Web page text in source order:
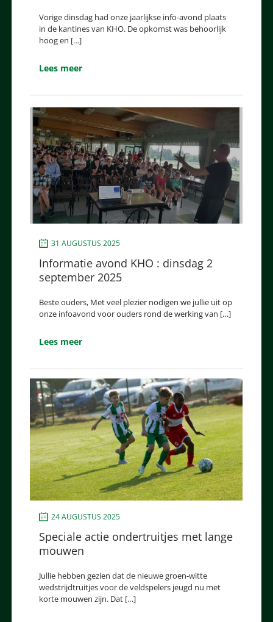
Vorige dinsdag had onze jaarlijkse info-avond plaats
in de kantines van KHO. De opkomst was behoorlijk
hoog en […]
Lees meer
31 AUGUSTUS 2025
Informatie avond KHO : dinsdag 2
september 2025
Beste ouders, Met veel plezier nodigen we jullie uit op
onze infoavond voor ouders rond de werking van […]
Lees meer
24 AUGUSTUS 2025
Speciale actie ondertruitjes met lange
mouwen
Jullie hebben gezien dat de nieuwe groen-witte
wedstrijdtruitjes voor de veldspelers jeugd nu met
korte mouwen zijn. Dat […]